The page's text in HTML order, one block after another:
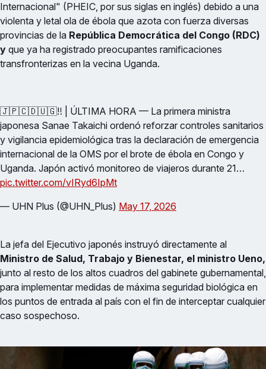
Internacional" (PHEIC, por sus siglas en inglés) debido a una
violenta y letal ola de ébola que azota con fuerza diversas
provincias de la República Democrática del Congo (RDC)
y que ya ha registrado preocupantes ramificaciones
transfronterizas en la vecina Uganda.
🇯🇵🇨🇩🇺🇬‼️ | ÚLTIMA HORA — La primera ministra
japonesa Sanae Takaichi ordenó reforzar controles sanitarios
y vigilancia epidemiológica tras la declaración de emergencia
internacional de la OMS por el brote de ébola en Congo y
Uganda. Japón activó monitoreo de viajeros durante 21…
pic.twitter.com/vIRyd6IpMt
— UHN Plus (@UHN_Plus) May 17, 2026
La jefa del Ejecutivo japonés instruyó directamente al
Ministro de Salud, Trabajo y Bienestar, el ministro Ueno,
junto al resto de los altos cuadros del gabinete gubernamental,
para implementar medidas de máxima seguridad biológica en
los puntos de entrada al país con el fin de interceptar cualquier
caso sospechoso.